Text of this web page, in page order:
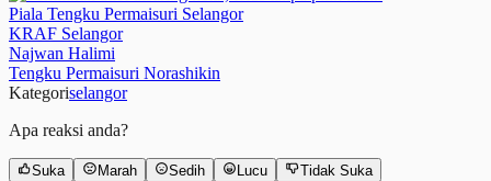
Piala Tengku Permaisuri Selangor
KRAF Selangor
Najwan Halimi
Tengku Permaisuri Norashikin
Kategoriselangor
Apa reaksi anda?
Suka Marah Sedih Lucu Tidak Suka